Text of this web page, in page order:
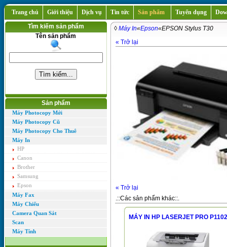
Trang chủ Giới thiệu Dịch vụ Tin tức Sản phẩm Tuyển dụng
Tìm kiếm sản phẩm
Tên sản phẩm
Sản phẩm
Máy Photocopy Mới
Máy Photocopy Cũ
Máy Photocopy Cho Thuê
Máy In
HP
Canon
Brother
Samsung
Epson
Máy Fax
Máy Chiếu
Camera Quan Sát
Scan
Máy Tính
◊ Máy In«Epson«EPSON Stylus T30
« Trở lại
« Trở lại
.::Các sản phẩm khác::.
MÁY IN HP LASERJET PRO P1102